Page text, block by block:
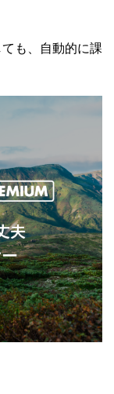
も、自動的に課